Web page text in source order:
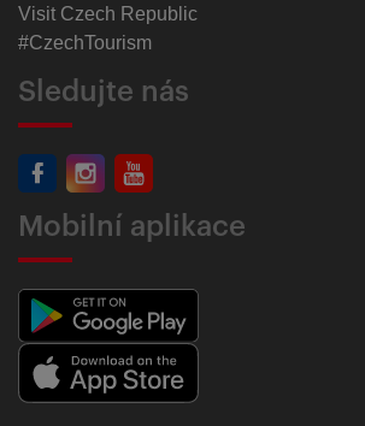
Visit Czech Republic
#CzechTourism
Sledujte nás
Mobilní aplikace